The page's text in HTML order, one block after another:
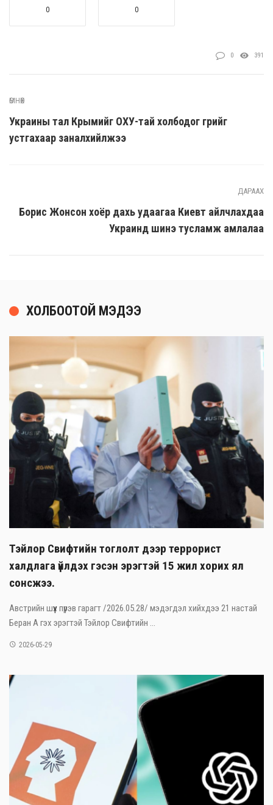
0 0
0 391
ӨМНӨХ
Украины тал Крымийг ОХУ-тай холбодог гүүрийг
устгахаар заналхийлжээ
ДАРААХ
Борис Жонсон хоёр дахь удаагаа Киевт айлчлахдаа
Украинд шинэ тусламж амлалаа
ХОЛБООТОЙ МЭДЭЭ
Тэйлор Свифтийн тоглолт дээр террорист
халдлага үйлдэх гэсэн эрэгтэй 15 жил хорих ял
сонсжээ.
Австрийн шүүх пүрэв гарагт /2026.05.28/ мэдэгдэл хийхдээ 21 настай
Беран А гэх эрэгтэй Тэйлор Свифтийн ...
2026-05-29